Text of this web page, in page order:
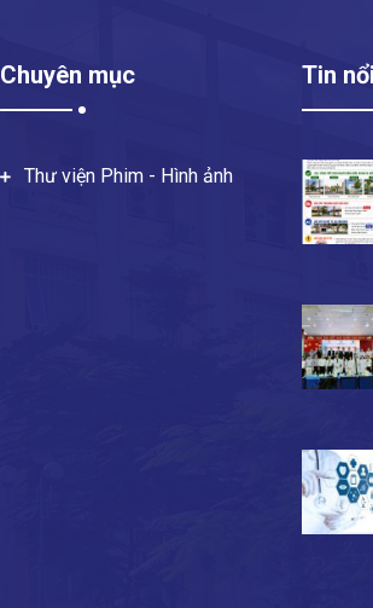
Chuyên mục
Thư viện Phim - Hình ảnh
Tin